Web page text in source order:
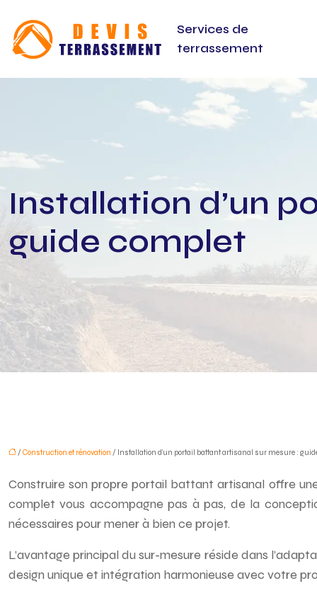
Services de
terrassement
Installation d’un
guide complet
/ Construction et rénovation / Installation d’un portail battant artisanal sur mesure :
Construire son propre portail battant artisanal offre
complet vous accompagne pas à pas, de la
nécessaires pour mener à bien ce projet.
L’avantage principal du sur-mesure réside dans
design unique et intégration harmonieuse avec votre